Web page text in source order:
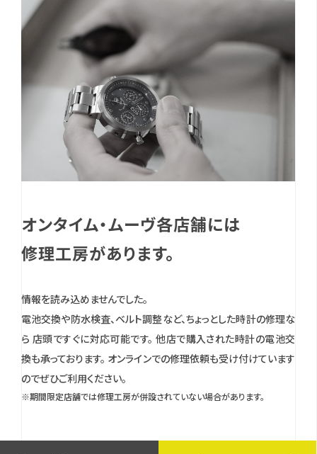
オンタイム・ムーヴ各店舗には
修理工房があります。
情報を読み込めませんでした。
電池交換や防水検査、ベルト調整など、ちょっとした時計の修理な
ら 店頭ですぐに対応可能です。 他店で購入された時計の電池交
換も承っております。 オンラインでの修理依頼も受け付けています
のでぜひご利用ください。
※期間限定店舗では修理工房が併設されていない場合があります。